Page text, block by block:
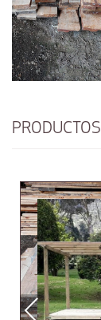
PRODUCTOS
Previous